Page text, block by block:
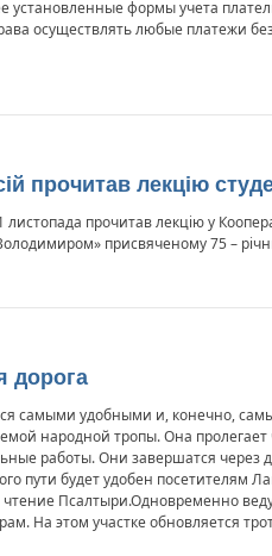
установленные формы учета
осуществлять любые платежи
прочитав лекцію
прочитав лекцію у
присвяченому 75 –
дорога
самыми удобными и, конечно,
народной тропы. Она
работы. Они завершатся
пути будет удобен посетителям
Псалтыри.Одновременно
На этом участке обновляется